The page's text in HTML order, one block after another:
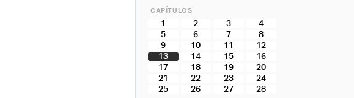
CAPÍTULOS
1 2 3
4
5
6 7
8
9
10 11
12
13
14 15
16
17
18 19
20
21
22 23
24
25
26 27 28